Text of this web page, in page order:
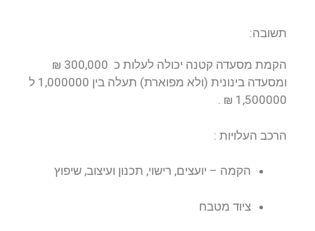
תשובה:
הקמת מסעדה קטנה יכולה לעלות כ 300,000 ₪
ומסעדה בינונית (ולא מפוארת) תעלה בין 1,000000 ל
1,500000 ₪ .
הרכב העלויות :
הקמה – יועצים, רישוי, תכנון ועיצוב, שיפוץ
ציוד מטבח